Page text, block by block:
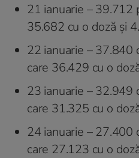
21 ianuarie – 39.712
35.682 cu o doză și
22 ianuarie – 37.840
care 36.429 cu o
23 ianuarie – 32.949
care 31.325 cu o
24 ianuarie – 27.400
care 27.123 cu o